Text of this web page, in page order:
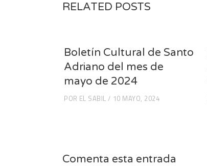
RELATED POSTS
Boletín Cultural de Santo
Adriano del mes de
mayo de 2024
POR EL SABIL 10 MAYO, 2024
Comenta esta entrada